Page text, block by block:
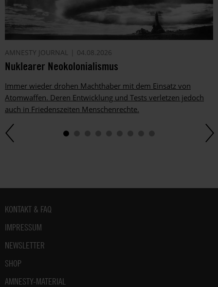
AMNESTY JOURNAL 04.08.2026
Nuklearer Neokolonialismus
Immer wieder drohen Machthaber mit dem Einsatz von
Atomwaffen. Deren Entwicklung und Tests verletzen jedoch
auch in Friedenszeiten Menschenrechte.
Fußbereich
KONTAKT & FAQ
IMPRESSUM
NEWSLETTER
SHOP
AMNESTY-MATERIAL